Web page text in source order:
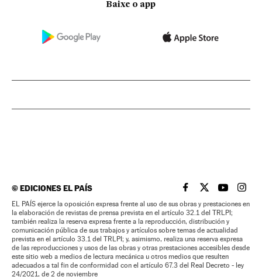
Baixe o app
©EDICIONES EL PAÍS EL PAÍS BRASIL EN
EL PAÍSEL PAÍS
EL
EL PAÍS ejerce la oposición expresa frente al uso de sus obras y prestaciones en
la elaboración de revistas de prensa prevista en el artículo 32.1 del TRLPI;
también realiza la reserva expresa frente a la reproducción, distribución y
comunicación pública de sus trabajos y artículos sobre temas de actualidad
prevista en el artículo 33.1 del TRLPI; y, asimismo, realiza una reserva expresa
de las reproducciones y usos de las obras y otras prestaciones accesibles desde
este sitio web a medios de lectura mecánica u otros medios que resulten
adecuados a tal fin de conformidad con el artículo 67.3 del Real Decreto - ley
24/2021, de 2 de noviembre